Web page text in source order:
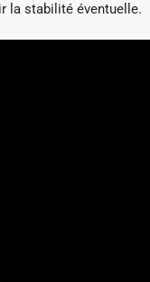
la stabilité éventuelle.